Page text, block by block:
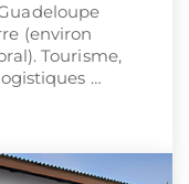
(environ
Tourisme,
…